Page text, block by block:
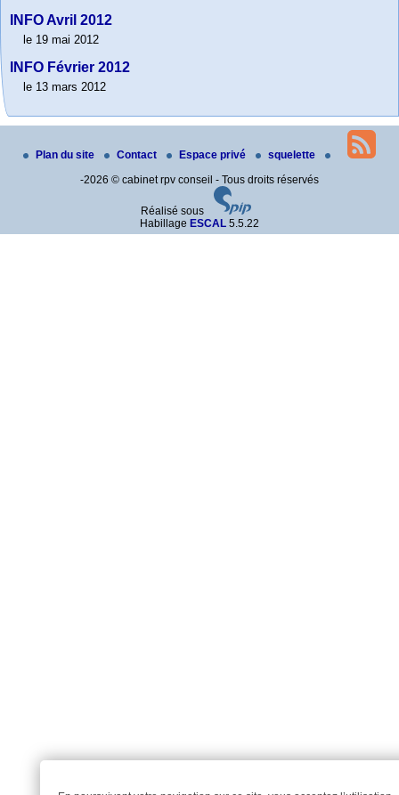
INFO Avril 2012
le 19 mai 2012
INFO Février 2012
le 13 mars 2012
Plan du site Contact Espace privé
squelette
-2026 © cabinet rpv conseil - Tous droits réservés
Réalisé sous
Habillage ESCAL 5.5.22